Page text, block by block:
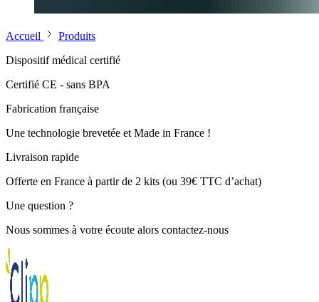
Accueil
Produits
Dispositif médical certifié
Certifié CE - sans BPA
Fabrication française
Une technologie brevetée et Made in France !
Livraison rapide
Offerte en France à partir de 2 kits (ou 39€ TTC d’achat)
Une question ?
Nous sommes à votre écoute alors contactez-nous